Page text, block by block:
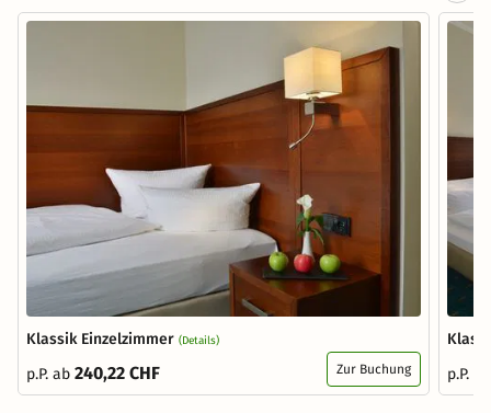
Klassik Einzelzimmer (Details)
p.P. ab 240,22 CHF Zur Buchung
p.P.